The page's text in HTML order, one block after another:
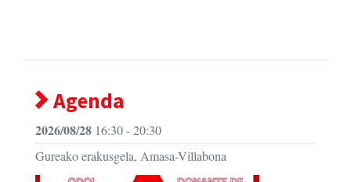
Agenda
2026/08/28 16:30 - 20:30
Gureako erakusgela, Amasa-Villabona